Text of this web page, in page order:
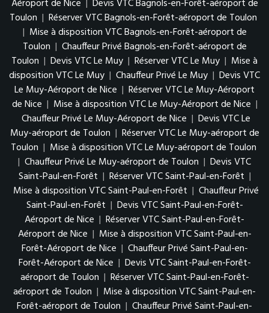
Aéroport de Nice | Devis VTC Bagnols-en-Forêt-aéroport de
Toulon | Réserver VTC Bagnols-en-Forêt-aéroport de Toulon
| Mise à disposition VTC Bagnols-en-Forêt-aéroport de
Toulon | Chauffeur Privé Bagnols-en-Forêt-aéroport de
Toulon | Devis VTC Le Muy | Réserver VTC Le Muy | Mise à
disposition VTC Le Muy | Chauffeur Privé Le Muy | Devis VTC
Le Muy-Aéroport de Nice | Réserver VTC Le Muy-Aéroport
de Nice | Mise à disposition VTC Le Muy-Aéroport de Nice |
Chauffeur Privé Le Muy-Aéroport de Nice | Devis VTC Le
Muy-aéroport de Toulon | Réserver VTC Le Muy-aéroport de
Toulon | Mise à disposition VTC Le Muy-aéroport de Toulon
| Chauffeur Privé Le Muy-aéroport de Toulon | Devis VTC
Saint-Paul-en-Forêt | Réserver VTC Saint-Paul-en-Forêt |
Mise à disposition VTC Saint-Paul-en-Forêt | Chauffeur Privé
Saint-Paul-en-Forêt | Devis VTC Saint-Paul-en-Forêt-
Aéroport de Nice | Réserver VTC Saint-Paul-en-Forêt-
Aéroport de Nice | Mise à disposition VTC Saint-Paul-en-
Forêt-Aéroport de Nice | Chauffeur Privé Saint-Paul-en-
Forêt-Aéroport de Nice | Devis VTC Saint-Paul-en-Forêt-
aéroport de Toulon | Réserver VTC Saint-Paul-en-Forêt-
aéroport de Toulon | Mise à disposition VTC Saint-Paul-en-
Forêt-aéroport de Toulon | Chauffeur Privé Saint-Paul-en-